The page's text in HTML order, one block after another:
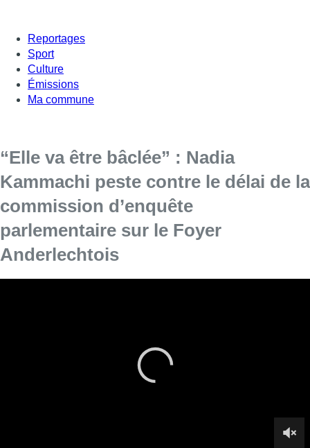
Reportages
Sport
Culture
Émissions
Ma commune
“Elle va être bâclée” : Nadia
Kammachi peste contre le délai de la
commission d’enquête
parlementaire sur le Foyer
Anderlechtois
commission d’enquête parlementaire sur l’attribution des
logements sociaux au Foyer Anderlechtois. Une décision qui
, confie l’élue écologiste ce mardi matin.
“Nous avons assisté à un spectacle désolant. Oui, il y aura bien